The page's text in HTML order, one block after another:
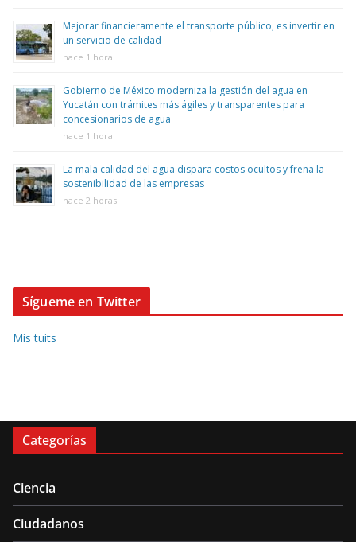
Mejorar financieramente el transporte público, es invertir en
un servicio de calidad
hace 1 hora
Gobierno de México moderniza la gestión del agua en
Yucatán con trámites más ágiles y transparentes para
concesionarios de agua
hace 1 hora
La mala calidad del agua dispara costos ocultos y frena la
sostenibilidad de las empresas
hace 2 horas
Sígueme en Twitter
Mis tuits
Categorías
Ciencia
Ciudadanos